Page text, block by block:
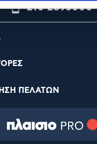
210 2895000
ΠΕΛΑΤΩΝ